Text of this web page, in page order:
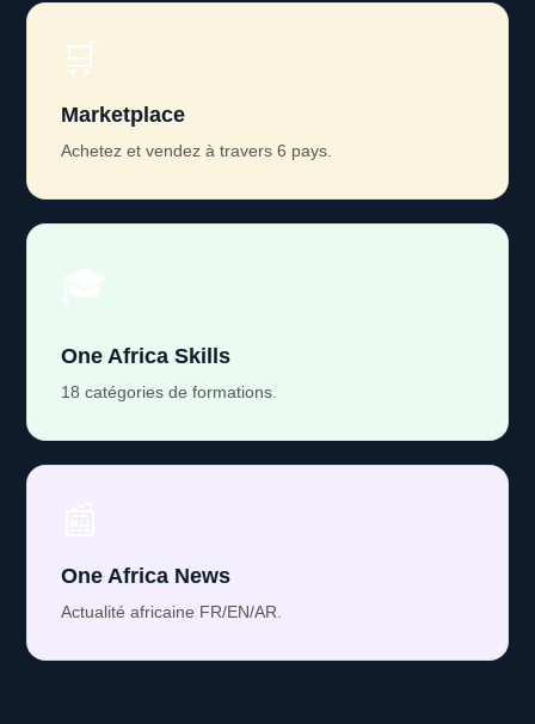
🛒
Marketplace
Achetez et vendez à travers 6 pays.
One Africa Skills
18 catégories de formations.
One Africa News
Actualité africaine FR/EN/AR.